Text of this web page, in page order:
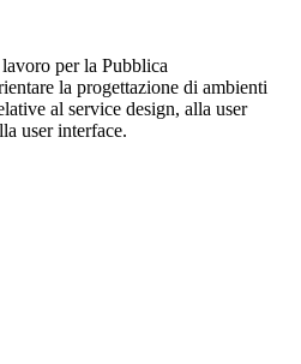
per la Pubblica
la progettazione di ambienti
al service design, alla user
user interface.